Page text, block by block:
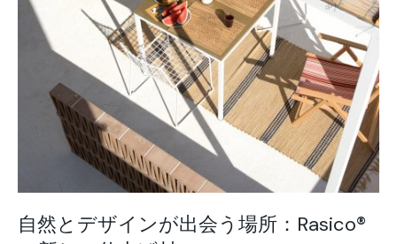
自然とデザインが出会う場所：Rasico®